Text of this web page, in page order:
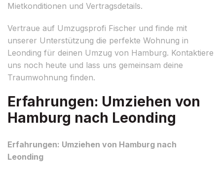
Mietkonditionen und Vertragsdetails.
Vertraue auf Umzugsprofi Fischer und finde mit
unserer Unterstützung die perfekte Wohnung in
Leonding für deinen Umzug von Hamburg. Kontaktiere
uns noch heute und lass uns gemeinsam deine
Traumwohnung finden.
Erfahrungen: Umziehen von
Hamburg nach Leonding
Erfahrungen: Umziehen von Hamburg nach
Leonding